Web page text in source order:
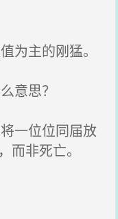
为主的刚猛。
意思？
一位位同届放
而非死亡。